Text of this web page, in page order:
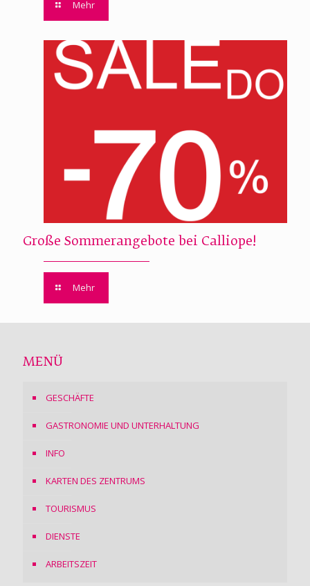
Mehr
Große Sommerangebote bei Calliope!
Mehr
MENÜ
GESCHÄFTE
GASTRONOMIE UND UNTERHALTUNG
INFO
KARTEN DES ZENTRUMS
TOURISMUS
DIENSTE
ARBEITSZEIT